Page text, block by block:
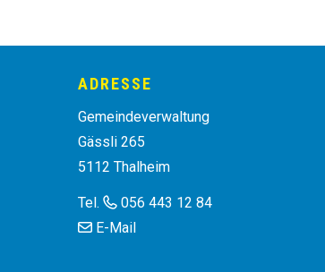
FooterADRESSE
Gemeindeverwaltung
Gässli 265
5112 Thalheim
Tel.
056 443 12 84
E-Mail